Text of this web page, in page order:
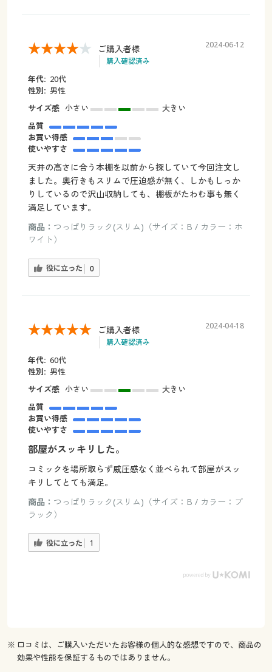
ご購入者様
購入確認済み
2024-06-12
年代: 20代
性別: 男性
サイズ感 小さい
大きい
品質
お買い得感
使いやすさ
天井の高さに合う本棚を以前から探していて今回注文し
ました。奥行きもスリムで圧迫感が無く、しかもしっか
りしているので沢山収納しても、棚板がたわむ事も無く
満足しています。
商品： つっぱりラック(スリム)（サイズ：B / カラー：ホ
ワイト）
役に立った 0
ご購入者様
購入確認済み
2024-04-18
年代: 60代
性別: 男性
サイズ感 小さい
大きい
品質
お買い得感
使いやすさ
部屋がスッキリした。
コミックを場所取らず威圧感なく並べられて部屋がスッ
キリしてとても満足。
商品： つっぱりラック(スリム)（サイズ：B / カラー：ブ
ラック）
役に立った 1
※ 口コミは、ご購入いただいたお客様の個人的な感想ですので、商品の
効果や性能を保証するものではありません。